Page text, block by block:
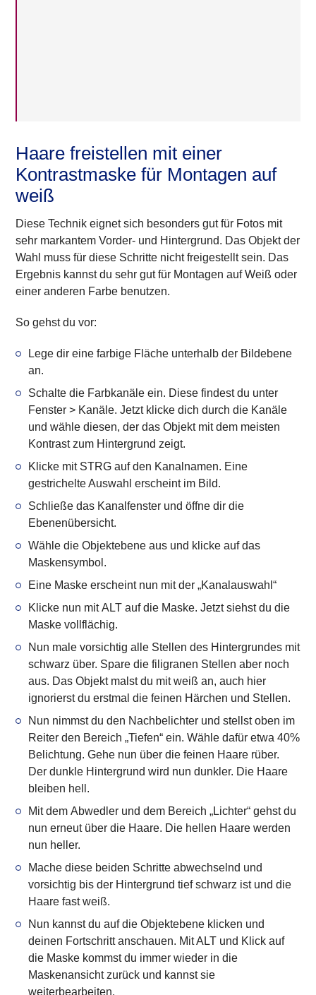
Haare freistellen mit einer
Kontrastmaske für Montagen auf
weiß
Diese Technik eignet sich besonders gut für Fotos mit
sehr markantem Vorder- und Hintergrund. Das Objekt der
Wahl muss für diese Schritte nicht freigestellt sein. Das
Ergebnis kannst du sehr gut für Montagen auf Weiß oder
einer anderen Farbe benutzen.
So gehst du vor:
Lege dir eine farbige Fläche unterhalb der Bildebene
an.
Schalte die Farbkanäleein. Diese findest du unter
Fenster > Kanäle. Jetzt klicke dich durch die Kanäle
und wähle diesen, der das Objekt mit dem meisten
Kontrast zum Hintergrund zeigt.
Klicke mit STRG auf den Kanalnamen. Eine
gestrichelte Auswahl erscheint im Bild.
Schließe das Kanalfenster und öffne dir die
Ebenenübersicht.
Wähle die Objektebeneaus und klicke aufdas
Maskensymbol .
Eine Maske erscheint nun mit der „Kanalauswahl “
Klicke nun mitALT auf die Maske. Jetzt siehst du die
Maske vollflächig.
Nun male vorsichtig alle Stellen des Hintergrundes mit
schwarz über. Spare die filigranen Stellen aber noch
aus. Das Objekt malst du mit weiß an, auch hier
ignorierst du erstmal die feinen Härchen und Stellen.
Nun nimmst du den Nachbelichterund stellst oben im
Reiter den Bereich „Tiefen“ein. Wähle dafür etwa 40%
Belichtung. Gehe nun über die feinen Haarerüber.
Der dunkle Hintergrund wird nun dunkler. Die Haare
bleiben hell.
Mit dem Abwedlerund dem Bereich „Lichter“gehst du
nun erneut über die Haare. Die hellen Haare werden
nun heller.
Mache diese beiden Schritte abwechselnd und
vorsichtig bis der Hintergrund tief schwarz ist und die
Haare fast weiß.
Nun kannst du auf die Objektebene klicken und
deinen Fortschritt anschauen. Mit ALT und Klick auf
die Maske kommst du immer wieder in die
Maskenansicht zurück und kannst sie
weiterbearbeiten.